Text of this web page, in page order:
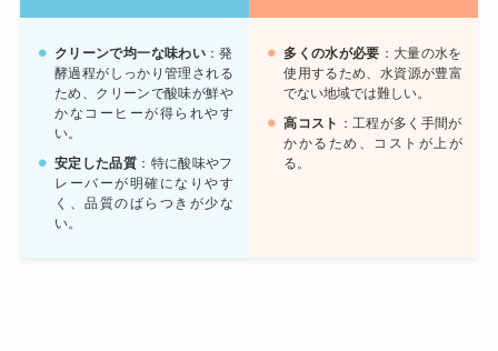
クリーンで均一な味わい：発
酵過程がしっかり管理される
ため、クリーンで酸味が鮮や
かなコーヒーが得られやす
い。
安定した品質 ：特に酸味やフ
レーバーが明確になりやす
く、品質のばらつきが少な
い。
多くの水が必要 ：大量の水を
使用するため、水資源が豊富
でない地域では難しい。
高コスト ：工程が多く手間が
かかるため、コストが上が
る。